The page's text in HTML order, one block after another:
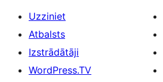
Uzziniet
Atbalsts
Izstrādātāji
WordPress.TV